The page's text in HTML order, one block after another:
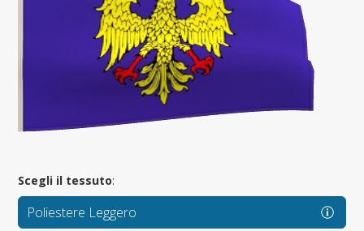
Scegli il tessuto:
Poliestere Leggero